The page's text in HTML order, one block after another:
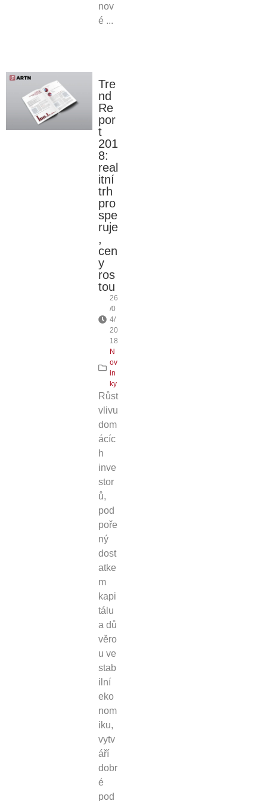
nov
é ...
Tre
nd
Re
por
t
201
8:
real
itní
trh
pro
spe
ruje
,
cen
y
ros
tou
26
/0
4/
20
18
N
ov
in
ky
Růst
vlivu
dom
ácíc
h
inve
stor
ů,
pod
poře
ný
dost
atke
m
kapi
tálu
a dů
věro
u ve
stab
ilní
eko
nom
iku,
vytv
áří
dobr
é
pod